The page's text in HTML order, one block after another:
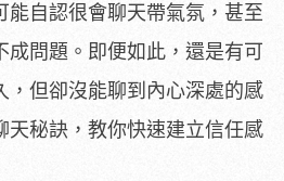
能自認很會聊天帶氣氛，甚至
成問題。即便如此，還是有可
，但卻沒能聊到內心深處的感
天秘訣，教你快速建立信任感